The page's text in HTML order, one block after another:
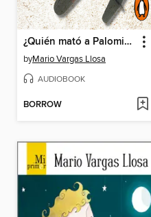
¿Quién mató a Palomino Molero?
byMario Vargas Llosa
AUDIOBOOK
BORROW